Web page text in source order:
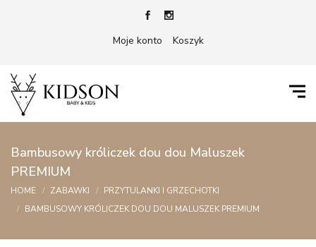
Moje konto Koszyk
Bambusowy króliczek dou dou Maluszek
PREMIUM
HOME ZABAWKI
PRZYTULANKI I GRZECHOTKI
BAMBUSOWY KRÓLICZEK DOU DOU MALUSZEK PREMIUM